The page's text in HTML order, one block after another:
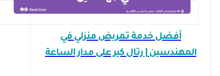
أفضل خدمة تمريض منزلي في
المهندسين | رتال كير على مدار الساعة